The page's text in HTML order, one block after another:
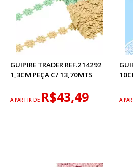
GUIPIRE TRADER REF.214292
1,3CM PEÇA C/ 13,70MTS
A PARTIR DE R$43,49 A